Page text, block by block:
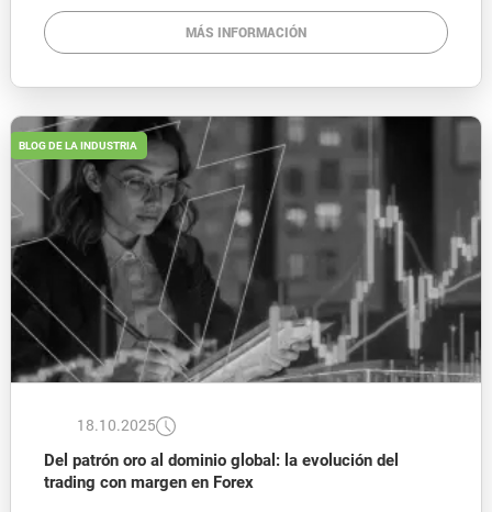
MÁS INFORMACIÓN
BLOG DE LA INDUSTRIA
18.10.2025
Del patrón oro al dominio global: la evolución del
trading con margen en Forex